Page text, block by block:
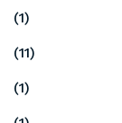
(1)
(11)
(1)